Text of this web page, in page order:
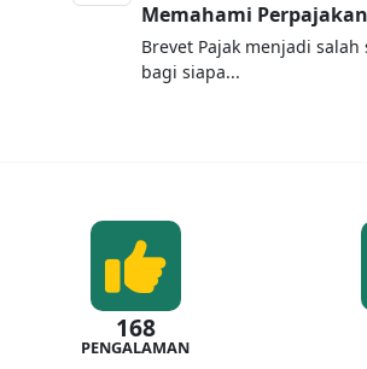
Memahami Perpajakan
Brevet Pajak menjadi
bagi siapa...
168
PENGALAMAN